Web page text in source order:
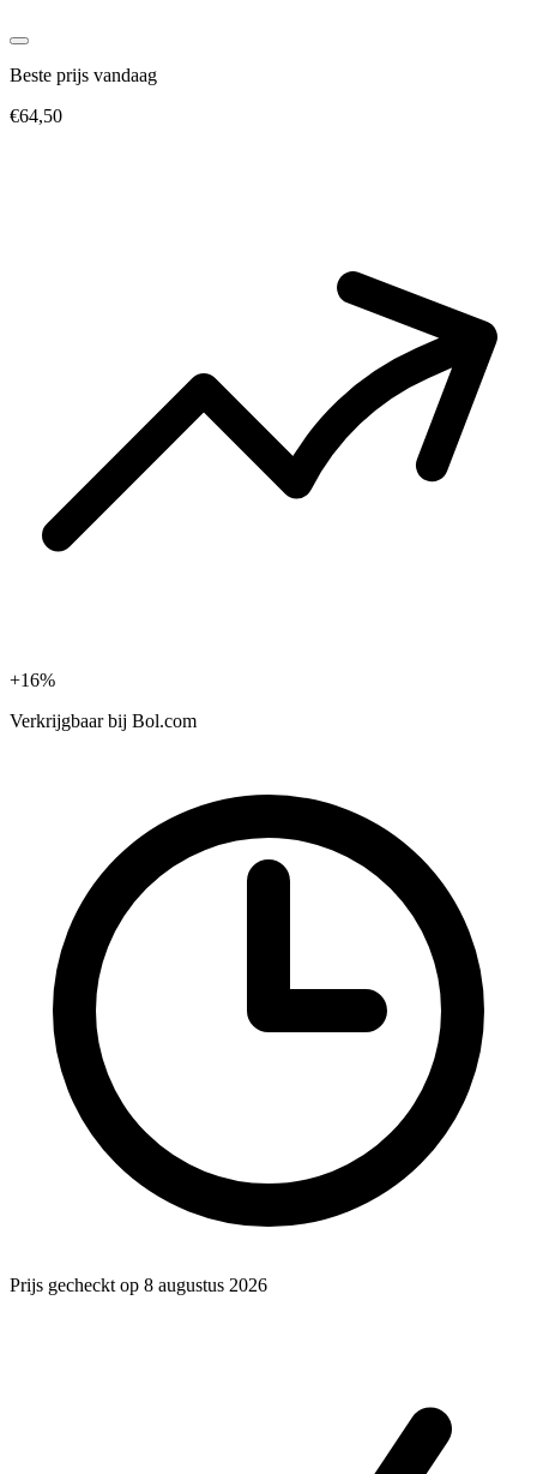
Beste prijs vandaag
€64,50
+16%
Verkrijgbaar bij Bol.com
Prijs gecheckt op 8 augustus 2026